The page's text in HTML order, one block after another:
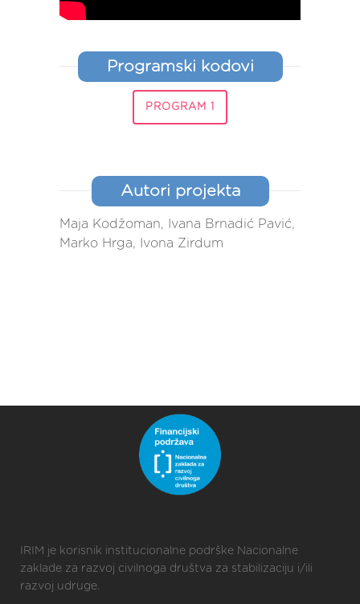
Programski kodovi
PROGRAM 1
Autori projekta
Maja Kodžoman, Ivana Brnadić Pavić,
Marko Hrga, Ivona Zirdum
IRIM je korisnik institucionalne podrške Nacionalne
zaklade za razvoj civilnoga društva za stabilizaciju i/ili
razvoj udruge.